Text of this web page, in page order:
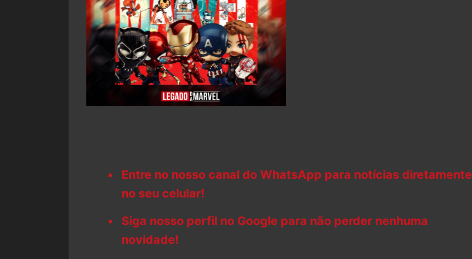
Entre no nosso canal do WhatsApp para notícias diretamente
no seu celular!
Siga nosso perfil no Google para não perder nenhuma
novidade!